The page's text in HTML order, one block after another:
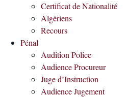
Certificat de Nationalité
Algériens
Recours
Pénal
Audition Police
Audience Procureur
Juge d’Instruction
Audience Jugement